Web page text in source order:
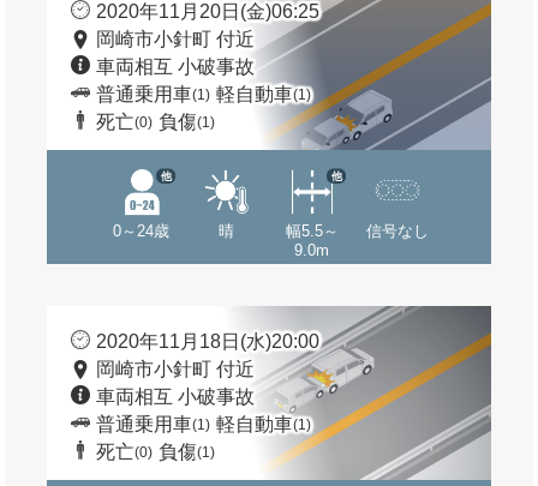
2020年11月20日(金)06:25
岡崎市小針町 付近
車両相互 小破事故
普通乗用車(1) 軽自動車(1)
死亡(0) 負傷(1)
0～24歳
他
晴
幅5.5～
9.0m
他
信号なし
2020年11月18日(水)20:00
岡崎市小針町 付近
車両相互 小破事故
普通乗用車(1) 軽自動車(1)
死亡(0) 負傷(1)